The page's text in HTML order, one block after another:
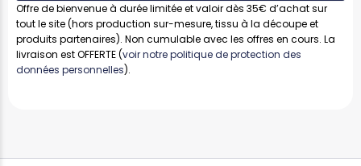
Offre de bienvenue à durée limitée et valoir dès 35€ d’achat sur
tout le site (hors production sur-mesure, tissu à la découpe et
produits partenaires). Non cumulable avec les offres en cours. La
livraison est OFFERTE (voir notre politique de protection des
données personnelles).